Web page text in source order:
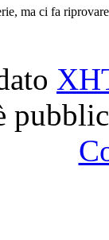
ma ci fa